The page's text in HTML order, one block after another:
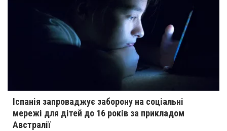
Іспанія запроваджує заборону на соціальні
мережі для дітей до 16 років за прикладом
Австралії